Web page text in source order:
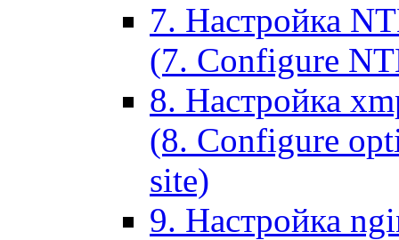
7. Настройка
(7. Configure
8. Настройка
(8. Configure
site)
9. Настройка